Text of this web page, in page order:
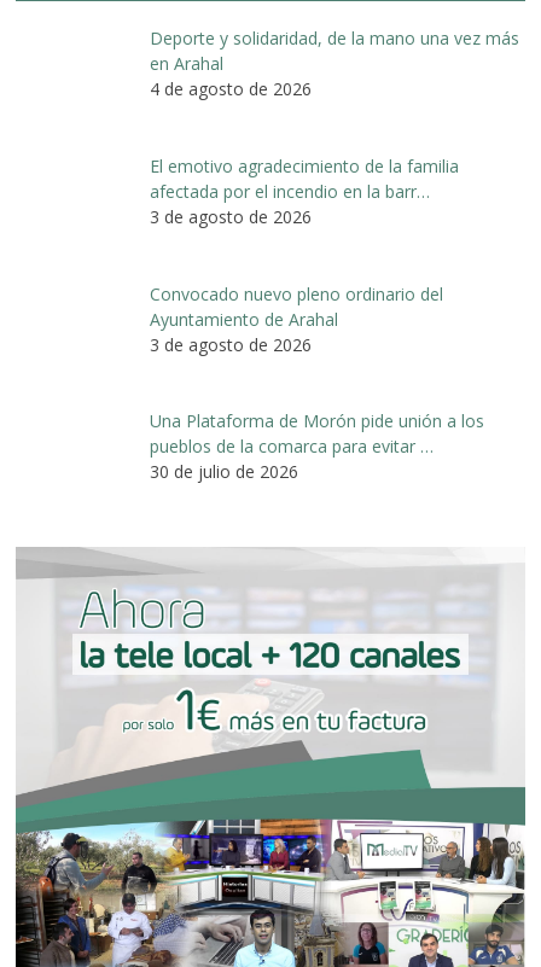
Deporte y solidaridad, de la mano una vez más
en Arahal
4 de agosto de 2026
El emotivo agradecimiento de la familia
afectada por el incendio en la barr…
3 de agosto de 2026
Convocado nuevo pleno ordinario del
Ayuntamiento de Arahal
3 de agosto de 2026
Una Plataforma de Morón pide unión a los
pueblos de la comarca para evitar …
30 de julio de 2026